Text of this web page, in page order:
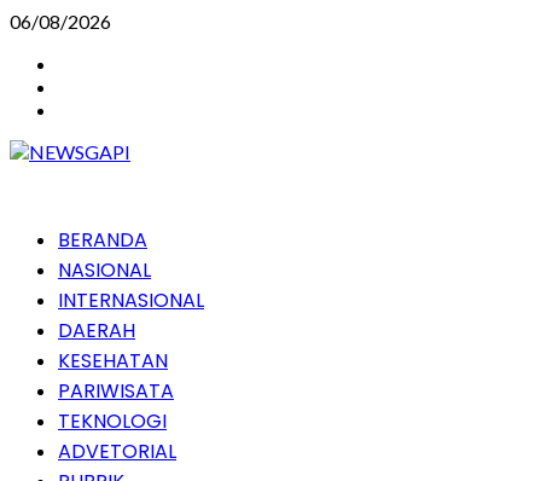
Skip
content
06/08/2026
PrimaryBERANDA
NASIONAL
INTERNASIONAL
DAERAH
KESEHATAN
PARIWISATA
TEKNOLOGI
ADVETORIAL